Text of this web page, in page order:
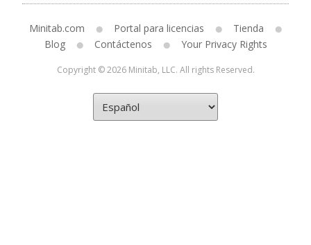
Minitab.com Portal para licencias
Tienda
Blog
Contáctenos Your Privacy Rights
Copyright © 2026 Minitab, LLC. All rights Reserved.